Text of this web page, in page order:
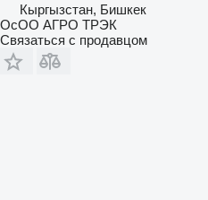
Кыргызстан, Бишкек
ОсОО АГРО ТРЭК
Связаться с продавцом